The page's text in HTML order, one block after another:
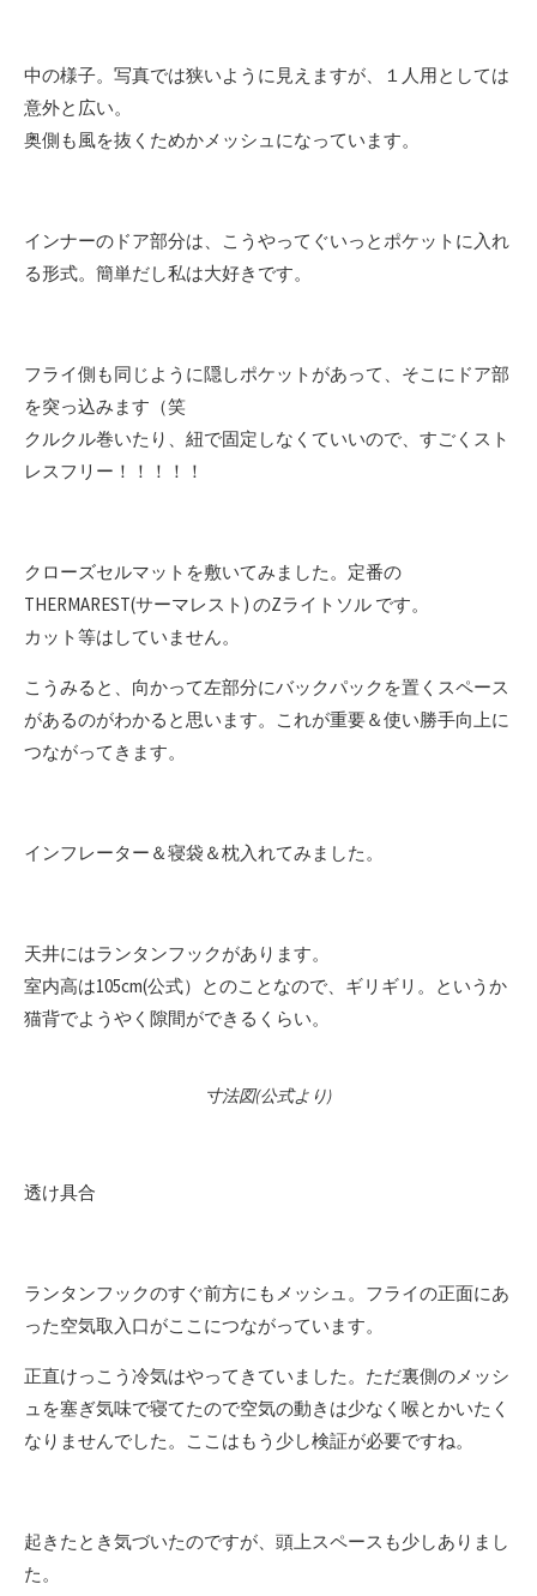
中の様子。写真では狭いように見えますが、１人用としては
意外と広い。
奥側も風を抜くためかメッシュになっています。
インナーのドア部分は、こうやってぐいっとポケットに入れ
る形式。簡単だし私は大好きです。
フライ側も同じように隠しポケットがあって、そこにドア部
を突っ込みます（笑
クルクル巻いたり、紐で固定しなくていいので、すごくスト
レスフリー！！！！！
クローズセルマットを敷いてみました。定番の
THERMAREST(サーマレスト) のZライトソル です。
カット等はしていません。
こうみると、向かって左部分にバックパックを置くスペース
があるのがわかると思います。これが重要＆使い勝手向上に
つながってきます。
インフレーター＆寝袋＆枕入れてみました。
天井にはランタンフックがあります。
室内高は105cm(公式）とのことなので、ギリギリ。というか
猫背でようやく隙間ができるくらい。
寸法図(公式より)
透け具合
ランタンフックのすぐ前方にもメッシュ。フライの正面にあ
った空気取入口がここにつながっています。
正直けっこう冷気はやってきていました。ただ裏側のメッシ
ュを塞ぎ気味で寝てたので空気の動きは少なく喉とかいたく
なりませんでした。ここはもう少し検証が必要ですね。
起きたとき気づいたのですが、頭上スペースも少しありまし
た。